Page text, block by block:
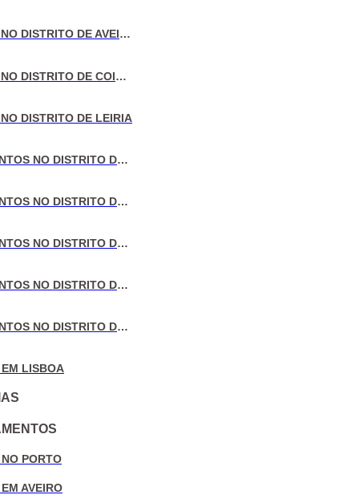
Testemunho
Termos e condiçõese a
VENDA DE MORADIAS NO DISTRITO DE AVEIRO
VENDA DE MORADIAS NO DISTRITO DE COIMBRA
DISTRITO DE LEIRIA
VENDA DE APARTAMENTOS NO DISTRITO DE LISBOA
VENDA DE APARTAMENTOS NO DISTRITO DO PORTO
VENDA DE APARTAMENTOS NO DISTRITO DE AVEIRO
VENDA DE APARTAMENTOS NO DISTRITO DE COIMBRA
VENDA DE APARTAMENTOS NO DISTRITO DE LEIRIA
LISBOA
PORTO
AVEIRO